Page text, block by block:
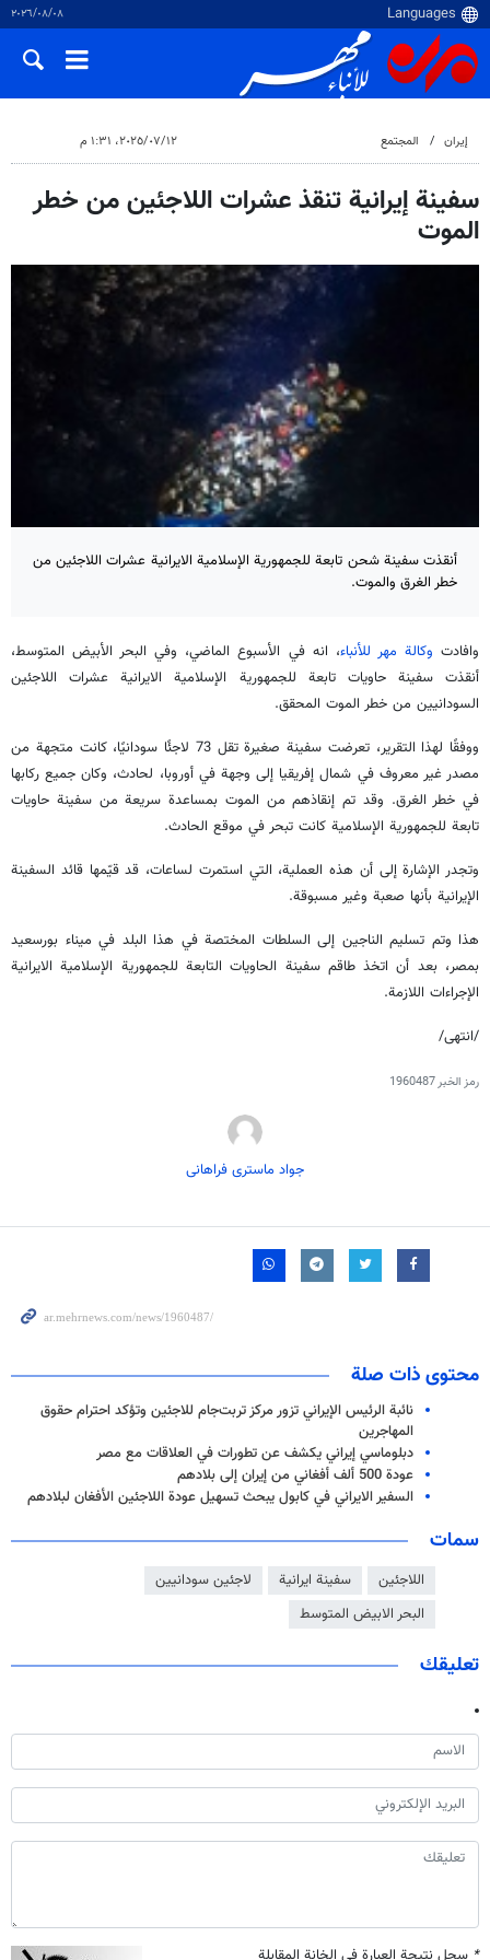
٠٨‏/٠٨‏/٢٠٢٦
إيران المجتمع ١٢‏/٠٧‏/٢٠٢٥، ١:٣١ م
سفينة إيرانية تنقذ عشرات اللاجئين من خطر
الموت
أنقذت سفينة شحن تابعة للجمهورية الإسلامية الایرانية عشرات اللاجئين من
خطر الغرق والموت.
وافادت وكالة مهر للأنباء، انه في الأسبوع الماضي، وفي البحر الأبيض المتوسط،
أنقذت سفينة حاويات تابعة للجمهورية الإسلامية الايرانية عشرات اللاجئين
السودانيين من خطر الموت المحقق.
ووفقًا لهذا التقرير، تعرضت سفينة صغيرة تقل 73 لاجئًا سودانيًا، كانت متجهة من
مصدر غير معروف في شمال إفريقيا إلى وجهة في أوروبا، لحادث، وكان جميع ركابها
في خطر الغرق. وقد تم إنقاذهم من الموت بمساعدة سريعة من سفينة حاويات
تابعة للجمهورية الإسلامية كانت تبحر في موقع الحادث.
وتجدر الإشارة إلى أن هذه العملية، التي استمرت لساعات، قد قيّمها قائد السفينة
الإيرانية بأنها صعبة وغير مسبوقة.
هذا وتم تسليم الناجين إلى السلطات المختصة في هذا البلد في ميناء بورسعيد
بمصر، بعد أن اتخذ طاقم سفينة الحاويات التابعة للجمهورية الإسلامية الايرانية
الإجراءات اللازمة.
/انتهى/
رمز الخبر1960487
جواد ماستری فراهانی
محتوى ذات صلة
نائبة الرئيس الإيراني تزور مركز تربت‌جام للاجئين وتؤكد احترام حقوق
المهاجرين
دبلوماسي إيراني يكشف عن تطورات في العلاقات مع مصر
عودة 500 ألف أفغاني من إيران إلى بلادهم
السفير الايراني في كابول يبحث تسهيل عودة اللاجئين الأفغان لبلادهم
سمات
اللاجئين سفينة ايرانية
لاجئين سودانيين
البحر الابيض المتوسط
تعليقك